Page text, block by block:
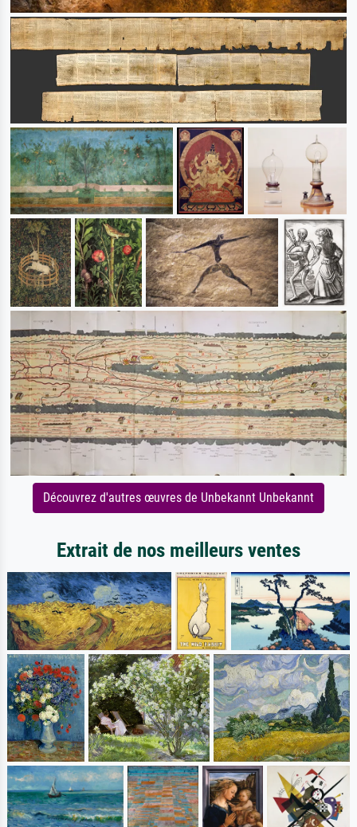
Découvrez d'autres œuvres de Unbekannt Unbekannt
Extrait de nos meilleurs ventes